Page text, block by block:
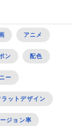
アニメ
ン 配色
ー
ラットデザイン
ジョン率